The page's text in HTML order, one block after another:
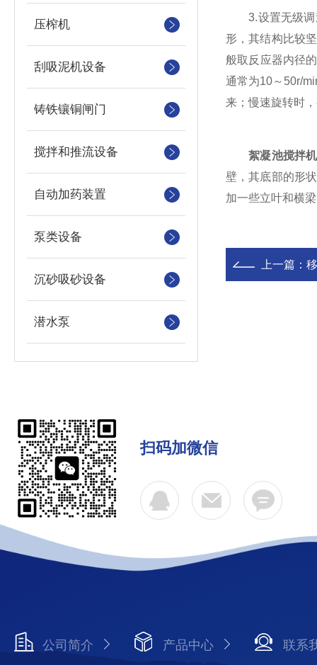
压榨机
刮吸泥机设备
铸铁镶铜闸门
搅拌和推流设备
自动加药装置
泵类设备
沉砂吸砂设备
潜水泵
3.设置无级调速
形，其结构比较
般取反应器内径
通常为10～50r/
来；慢速旋转时
絮凝池搅拌机
壁，其底部的形
加一些立叶和横
上一篇：
扫码加微信
公司简介 产品中心 联系